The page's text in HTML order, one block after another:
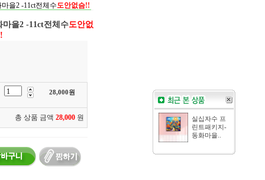
을2 -11ct전체수도안없슴!!
을2 -11ct전체수도안없
28,000원
총 상품 금액 28,000 원
실십자수 프
린트패키지-
동화마을..